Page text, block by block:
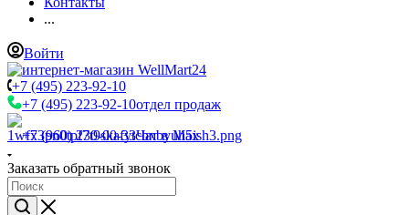
...
Войти
+7 (495) 223-92-10
+7 (495) 223-92-10отдел продаж
+7 (960) 230-00-33Чат в Max
Заказать обратный звонок